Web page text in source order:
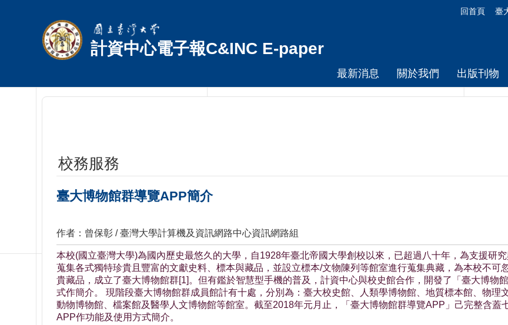
回首頁 臺
計資中心電子報C&INC E-paper
最新消息 關於我們 出版刊物
校務服務
臺大博物館群導覽APP簡介
作者：曾保彰 / 臺灣大學計算機及資訊網路中心資訊網路組
本校(國立臺灣大學)為國內歷史最悠久的大學，自1928年臺北帝國大學創校以來，已超過八十年，為支援研
蒐集各式獨特珍貴且豐富的文獻史料、標本與藏品，並設立標本/文物陳列等館室進行蒐集典藏，為本校不可
貴藏品，成立了臺大博物館群[1]。但有鑑於智慧型手機的普及，計資中心與校史館合作，開發了「臺大博物
式作簡介。 現階段臺大博物館群成員館計有十處，分別為：臺大校史館、人類學博物館、地質標本館、物理
動物博物館、檔案館及醫學人文博物館等館室。截至2018年元月止，「臺大博物館群導覽APP」己完整含蓋
APP作功能及使用方式簡介。